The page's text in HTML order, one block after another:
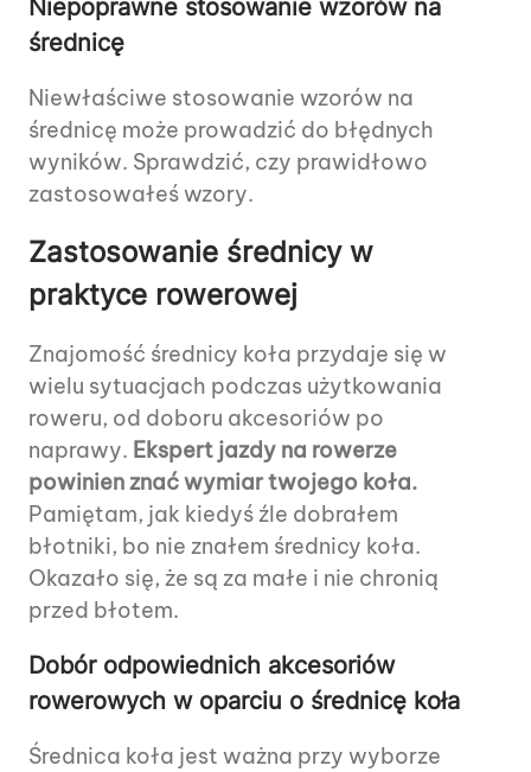
Niepoprawne stosowanie wzorów na
średnicę
Niewłaściwe stosowanie wzorów na
średnicę może prowadzić do błędnych
wyników. Sprawdzić, czy prawidłowo
zastosowałeś wzory.
Zastosowanie średnicy w
praktyce rowerowej
Znajomość średnicy koła przydaje się w
wielu sytuacjach podczas użytkowania
roweru, od doboru akcesoriów po
naprawy. Ekspert jazdy na rowerze
powinien znać wymiar twojego koła.
Pamiętam, jak kiedyś źle dobrałem
błotniki, bo nie znałem średnicy koła.
Okazało się, że są za małe i nie chronią
przed błotem.
Dobór odpowiednich akcesoriów
rowerowych w oparciu o średnicę koła
Średnica koła jest ważna przy wyborze